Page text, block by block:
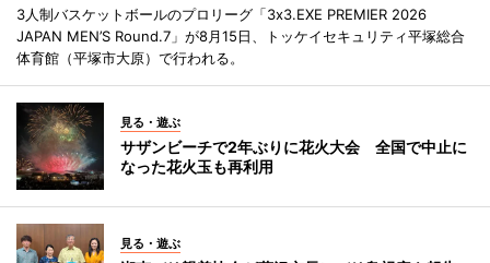
3人制バスケットボールのプロリーグ「3x3.EXE PREMIER 2026
JAPAN MEN’S Round.7」が8月15日、トッケイセキュリティ平塚総合
体育館（平塚市大原）で行われる。
見る・遊ぶ
サザンビーチで2年ぶりに花火大会 全国で中止に
なった花火玉も再利用
見る・遊ぶ